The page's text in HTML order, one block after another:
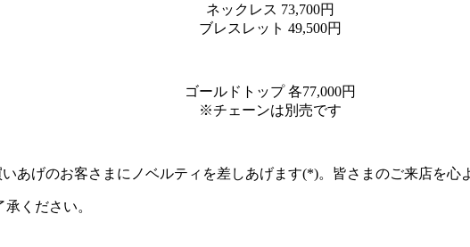
ネックレス 73,700円
ブレスレット 49,500円
ゴールドトップ 各77,000円
※チェーンは別売です
あげのお客さまにノベルティを差しあげます(*)。皆さまのご来店を心
ください。